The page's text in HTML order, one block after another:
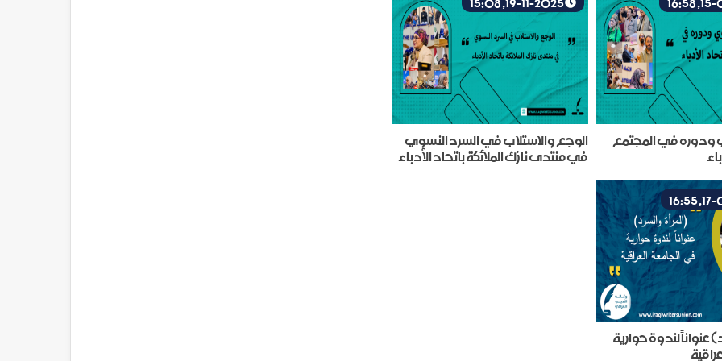
ودوره في المجتمع
الوجع والاستلاب في السرد النسوي
في منتدى نازك الملائكة باتحاد الأدباء
عنواناً لندوة حوارية